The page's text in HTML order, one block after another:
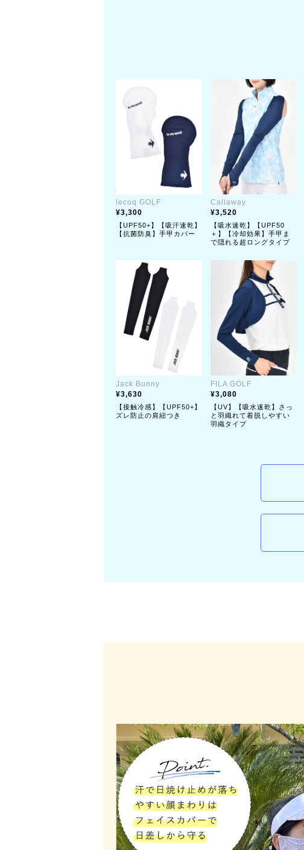
lecoq GOLF
3,300
【UPF50+】【吸汗速乾】
【抗菌防臭】手甲カバー
Callaway
3,520
【吸水速乾】【UPF50
＋】【冷却効果】手甲ま
で隠れる超ロングタイプ
Jack Bunny
3,630
【接触冷感】【UPF50+】
ズレ防止の肩紐つき
FILA GOLF
3,080
【UV】【吸水速乾】さっ
と羽織れて着脱しやすい
羽織タイプ